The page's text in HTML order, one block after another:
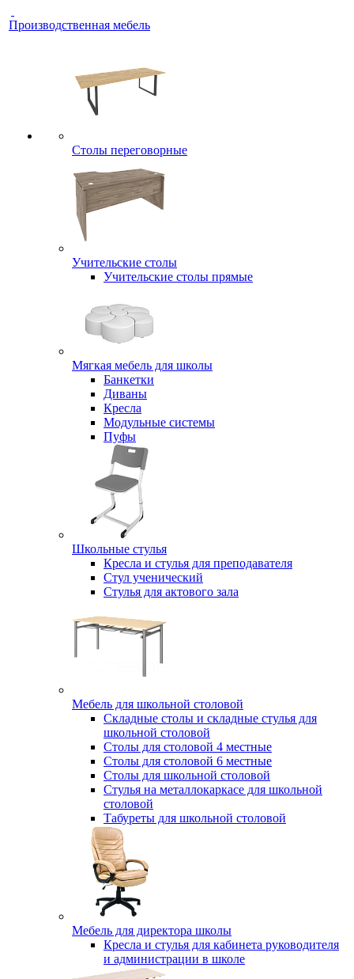
Производственная мебель
Столы переговорные
Учительские столы
Учительские столы прямые
Мягкая мебель для школы
Банкетки
Диваны
Кресла
Модульные системы
Пуфы
Школьные стулья
Кресла и стулья для преподавателя
Стул ученический
Стулья для актового зала
Мебель для школьной столовой
Складные столы и складные стулья для
школьной столовой
Столы для столовой 4 местные
Столы для столовой 6 местные
Столы для школьной столовой
Стулья на металлокаркасе для школьной
столовой
Табуреты для школьной столовой
Мебель для директора школы
Кресла и стулья для кабинета руководителя
и администрации в школе